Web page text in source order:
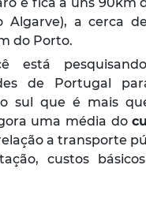
Algarve), a cerca
do Porto.
está
de Portugal
sul que é mais
uma média do
a transporte
custos